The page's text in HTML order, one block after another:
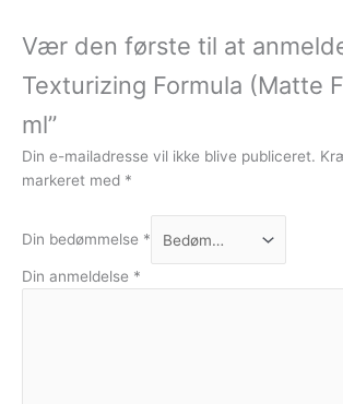
Vær den første til at
Texturizing Formula (Matte
ml”
Din e-mailadresse vil ikke blive publiceret.
markeret med *
Din bedømmelse *
Din anmeldelse *